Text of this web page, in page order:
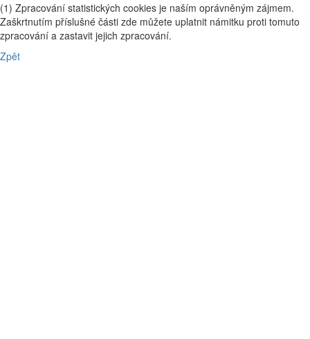
(1) Zpracování statistických cookies je naším oprávněným zájmem.
Zaškrtnutím příslušné části zde můžete uplatnit námitku proti tomuto
zpracování a zastavit jejich zpracování.
Zpět